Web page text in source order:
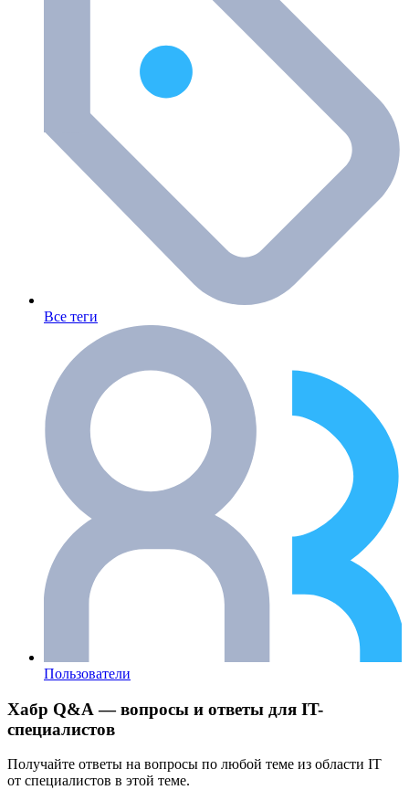
Все теги
Пользователи
Хабр Q&A — вопросы и ответы для IT-
специалистов
Получайте ответы на вопросы по любой теме из области IT
от специалистов в этой теме.